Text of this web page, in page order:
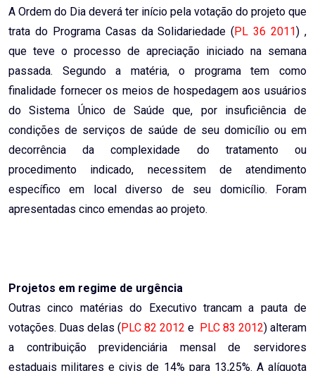
A Ordem do Dia deverá ter início pela votação do projeto que
trata do Programa Casas da Solidariedade ( PL 36 2011) ,
que teve o processo de apreciação iniciado na semana
passada. Segundo a matéria, o programa tem como
finalidade fornecer os meios de hospedagem aos usuários
do Sistema Único de Saúde que, por insuficiência de
condições de serviços de saúde de seu domicílio ou em
decorrência da complexidade do tratamento ou
procedimento indicado, necessitem de atendimento
específico em local diverso de seu domicílio. Foram
apresentadas cinco emendas ao projeto.
Projetos em regime de urgência
Outras cinco matérias do Executivo trancam a pauta de
votações. Duas delas ( PLC 82 2012 e PLC 83 2012) alteram
a contribuição previdenciária mensal de servidores
estaduais militares e civis de 14% para 13,25%. A alíquota